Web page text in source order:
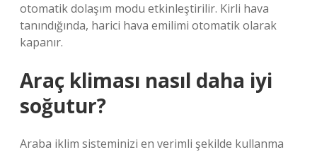
otomatik dolaşım modu etkinleştirilir. Kirli hava
tanındığında, harici hava emilimi otomatik olarak
kapanır.
Araç kliması nasıl daha iyi
soğutur?
Araba iklim sisteminizi en verimli şekilde kullanma